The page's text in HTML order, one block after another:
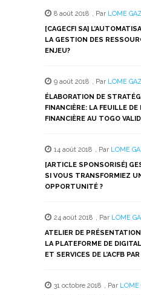
8 août 2018 , Par LOME
[CAGECFI SA]
LA GESTION DES
ENJEU?
9 août 2018 , Par LOME
ÉLABORATION DE
FINANCIÈRE: LA FEUILLE
FINANCIÈRE AU TOGO
14 août 2018 , Par LOME
[ARTICLE SPONSORISÉ]
SI VOUS TRANSFORMIEZ
OPPORTUNITÉ ?
24 août 2018 , Par LOME
ATELIER DE
LA PLATEFORME DE
ET SERVICES DE L’ACFB
31 octobre 2018 , Par LOME